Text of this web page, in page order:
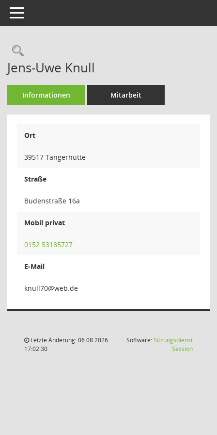
Toggle navigation
Rechercheauswahl
Jens-Uwe Knull
Informationen Mitarbeit
Ort
39517 Tangerhütte
Straße
Budenstraße 16a
Mobil privat
0152 53185727
E-Mail
07l
Letzte Änderung: 06.08.2026
17:02:30
Software:Sitzungsdienst
Session(Wird in